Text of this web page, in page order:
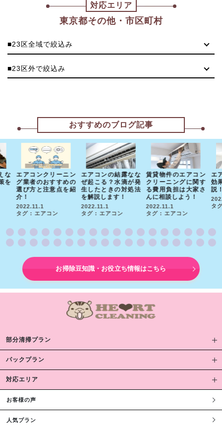
対応エリア
東京都その他・市区町村
■23区全域で絞込み
■23区外で絞込み
おすすめのブログ記事
な
を
エアコンクリーニン
グ業者のおすすめの
選び方と注意点を紹
介！
2022.11.1
タグ : エアコン
エアコンの結露なな
ぜ起こる？水滴が発
生したときの対処法
を解説します！
2022.11.1
タグ : エアコン
賃貸物件のエアコン
クリーニングに関す
る費用負担は大家さ
んに相談しよう！
2022.11.1
タグ : エアコン
エ
効
説
タ
お掃除豆知識・お役立ち情報はこちら
部分清掃プラン
パックプラン
対応エリア
お客様の声
人気プラン